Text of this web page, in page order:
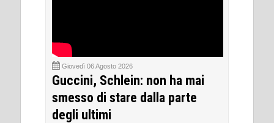
Giovedì 06 Agosto 2026
Guccini, Schlein: non ha mai
smesso di stare dalla parte
degli ultimi